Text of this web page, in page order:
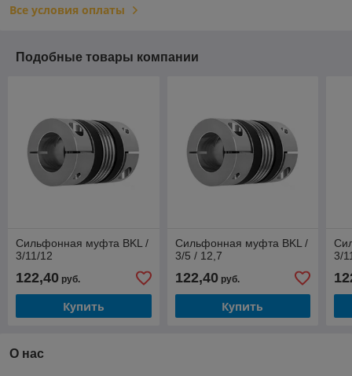
Все условия оплаты
Подобные товары компании
Сильфонная муфта BKL /
3/11/12
122,40 руб.
Купить
Сильфонная муфта BKL /
3/5 / 12,7
122,40руб.
Купить
3/
О нас